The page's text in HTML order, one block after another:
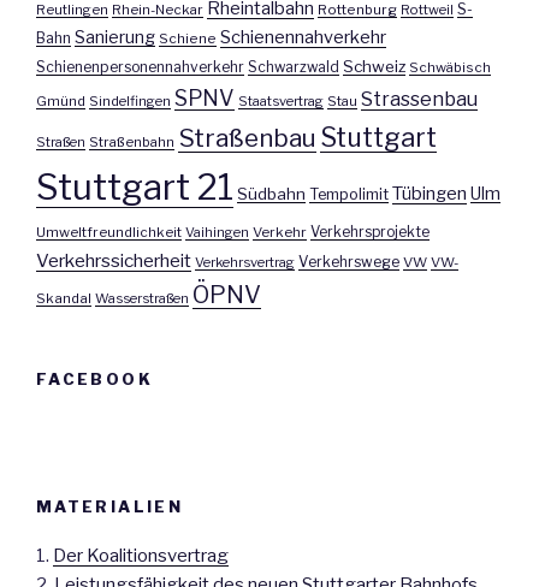
Reutlingen Rhein-Neckar Rheintalbahn Rottenburg Rottweil S-
Bahn Sanierung Schiene Schienennahverkehr
Schienenpersonennahverkehr Schwarzwald Schweiz Schwäbisch
Gmünd Sindelfingen SPNV Staatsvertrag Stau Strassenbau
Straßen Straßenbahn Straßenbau Stuttgart
Stuttgart 21 Südbahn Tempolimit Tübingen Ulm
Umweltfreundlichkeit Vaihingen Verkehr Verkehrsprojekte
Verkehrssicherheit Verkehrsvertrag Verkehrswege VW VW-
Skandal Wasserstraßen ÖPNV
FACEBOOK
MATERIALIEN
1. Der Koalitionsvertrag